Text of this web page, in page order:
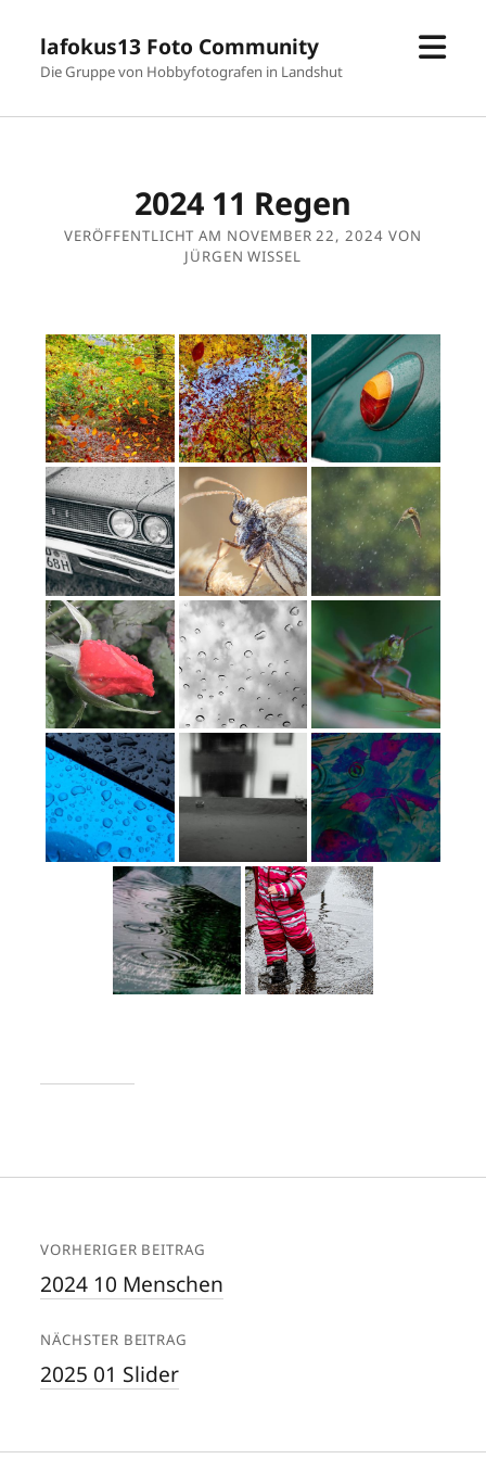
lafokus13 Foto Community
Die Gruppe von Hobbyfotografen in Landshut
2024 11 Regen
VERÖFFENTLICHT AM NOVEMBER 22, 2024 VON
JÜRGEN WISSEL
VORHERIGER BEITRAG
2024 10 Menschen
NÄCHSTER BEITRAG
2025 01 Slider